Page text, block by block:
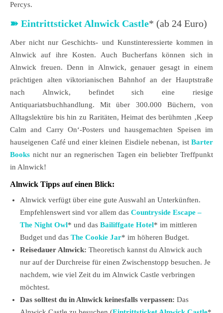
Percys.
➽ Eintrittsticket Alnwick Castle* (ab 24 Euro)
Aber nicht nur Geschichts- und Kunstinteressierte kommen in
Alnwick auf ihre Kosten. Auch Bucherfans können sich in
Alnwick freuen. Denn in Alnwick, genauer gesagt in einem
prächtigen alten viktorianischen Bahnhof an der Hauptstraße
nach Alnwick, befindet sich eine riesige
Antiquariatsbuchhandlung. Mit über 300.000 Büchern, von
Alltagslektüre bis hin zu Raritäten, Heimat des berühmten ‚Keep
Calm and Carry On‘-Posters und hausgemachten Speisen im
hauseigenen Café und einer kleinen Eisdiele nebenan, ist Barter
Books nicht nur an regnerischen Tagen ein beliebter Treffpunkt
in Alnwick!
Alnwick Tipps auf einen Blick:
Alnwick verfügt über eine gute Auswahl an Unterkünften.
Empfehlenswert sind vor allem das Countryside Escape –
The Night Owl* und das Bailiffgate Hotel* im mittleren
Budget und das The Cookie Jar* im höheren Budget.
Reisedauer Alnwick: Theoretisch kannst du Alnwick auch
nur auf der Durchreise für einen Zwischenstopp besuchen. Je
nachdem, wie viel Zeit du im Alnwick Castle verbringen
möchtest.
Das solltest du in Alnwick keinesfalls verpassen: Das